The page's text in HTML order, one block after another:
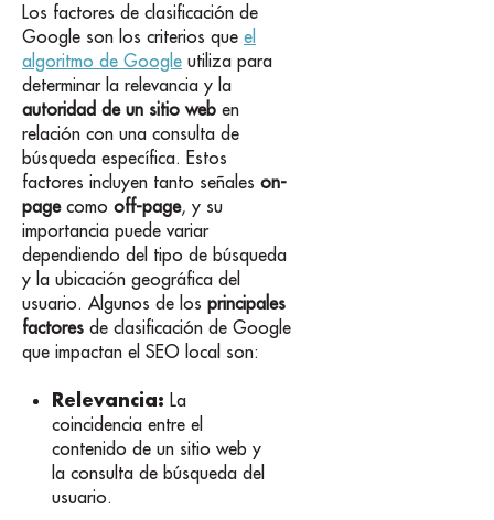
Los factores de clasificación de
Google son los criterios que el
algoritmo de Google utiliza para
determinar la relevancia y la
autoridad de un sitio web en
relación con una consulta de
búsqueda específica. Estos
factores incluyen tanto señales on-
pagecomo off-page, y su
importancia puede variar
dependiendo del tipo de búsqueda
y la ubicación geográfica del
usuario. Algunos de los principales
factores de clasificación de Google
que impactan el SEO local son:
Relevancia: La
coincidencia entre el
contenido de un sitio web y
la consulta de búsqueda del
usuario.